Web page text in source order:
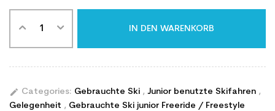
IN DEN WARENKORB
edit Categories: Gebrauchte Ski , Junior benutzte Skifahren ,
Gelegenheit , Gebrauchte Ski junior Freeride / Freestyle